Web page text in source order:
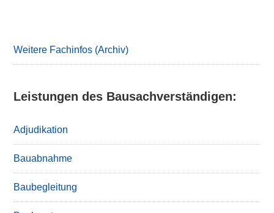
Weitere Fachinfos (Archiv)
Leistungen des Bausachverständigen:
Adjudikation
Bauabnahme
Baubegleitung